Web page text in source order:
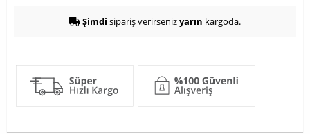
Şimdi sipariş verirsenizyarın kargoda.